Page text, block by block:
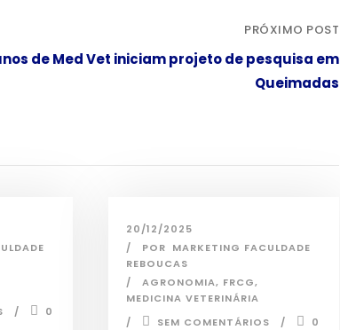
PRÓXIMO POST
de Med Vet iniciam projeto de pesquisa em
Queimadas
0
20/12/2025
POR MARKETING FACULDADE
REBOUCAS
AGRONOMIA, FRCG,
MEDICINA VETERINÁRIA
SEM COMENTÁRIOS
0